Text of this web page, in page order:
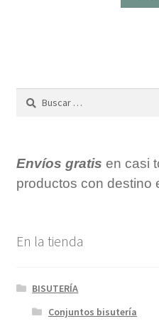
Buscar:
Envíos gratis en casi
productos con destino
En la tienda
BISUTERÍA
Conjuntos bisutería